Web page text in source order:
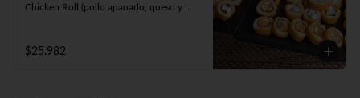
Chicken Roll (pollo apanado, queso y
palta. Envuelto en pollo apanado y salsa
maracuyá).
$25.982